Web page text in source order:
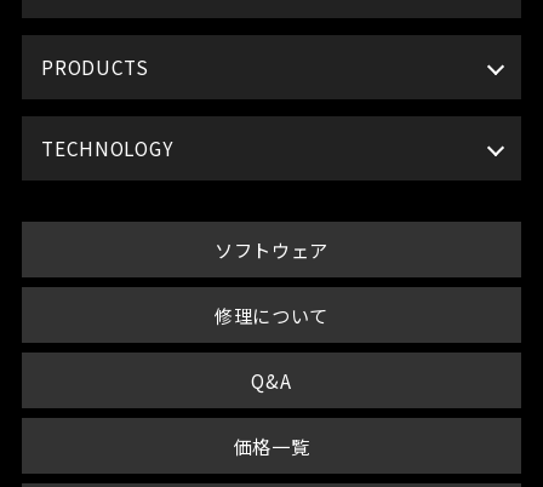
PRODUCTS
TECHNOLOGY
ソフトウェア
修理について
Q&A
価格一覧